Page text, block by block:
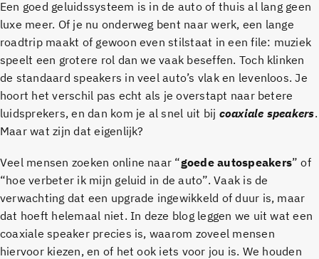
Een goed geluidssysteem is in de auto of thuis al lang geen
luxe meer. Of je nu onderweg bent naar werk, een lange
roadtrip maakt of gewoon even stilstaat in een file: muziek
speelt een grotere rol dan we vaak beseffen. Toch klinken
de standaard speakers in veel auto’s vlak en levenloos. Je
hoort het verschil pas echt als je overstapt naar betere
luidsprekers, en dan kom je al snel uit bij coaxiale speakers.
Maar wat zijn dat eigenlijk?
Veel mensen zoeken online naar “goede autospeakers” of
“hoe verbeter ik mijn geluid in de auto”. Vaak is de
verwachting dat een upgrade ingewikkeld of duur is, maar
dat hoeft helemaal niet. In deze blog leggen we uit wat een
coaxiale speaker precies is, waarom zoveel mensen
hiervoor kiezen, en of het ook iets voor jou is. We houden